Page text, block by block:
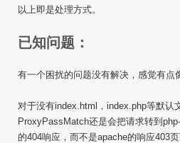
以上即是处理方式。
已知问题：
有一个困扰的问题没有解决，感觉有点
对于没有index.html，index.php等默认
ProxyPassMatch还是会把请求转到
的404响应，而不是apache的响应403页